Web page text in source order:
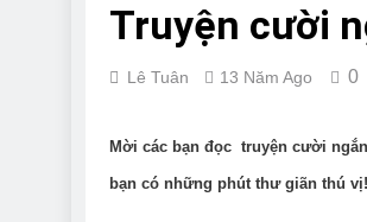
Truyện cười
Lê Tuân 13 Năm Ago 0
Mời các bạn đọc truyện cười
bạn có những phút thư giãn thú vị!